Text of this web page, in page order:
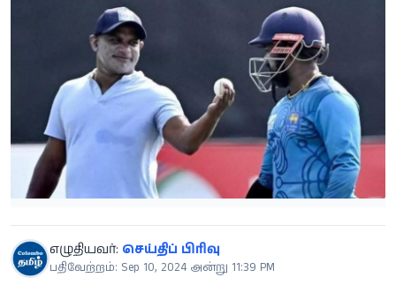
எழுதியவர்: செய்திப் பிரிவு
பதிவேற்றம்: Sep 10, 2024 அன்று 11:39 PM